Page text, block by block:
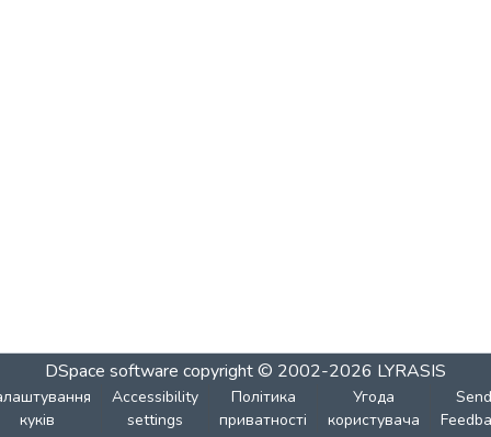
DSpace software copyright © 2002-2026 LYRASIS
куків
Accessibility
settings
Політика
приватності
Угода
користувача
Send